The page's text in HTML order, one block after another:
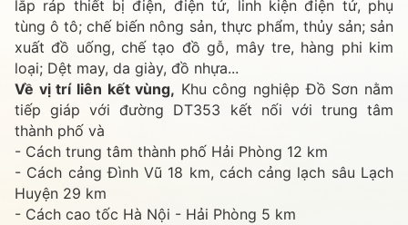
lắp ráp thiết bị điện, điện tử, linh kiện điện tử, phụ
tùng ô tô; chế biến nông sản, thực phẩm, thủy sản; sản
xuất đồ uống, chế tạo đồ gỗ, mây tre, hàng phi kim
loại; Dệt may, da giày, đồ nhựa...
Về vị trí liên kết vùng, Khu công nghiệp Đồ Sơn nằm
tiếp giáp với đường DT353 kết nối với trung tâm
thành phố và
- Cách trung tâm thành phố Hải Phòng 12 km
- Cách cảng Đình Vũ 18 km, cách cảng lạch sâu Lạch
Huyện 29 km
- Cách cao tốc Hà Nội - Hải Phòng 5 km